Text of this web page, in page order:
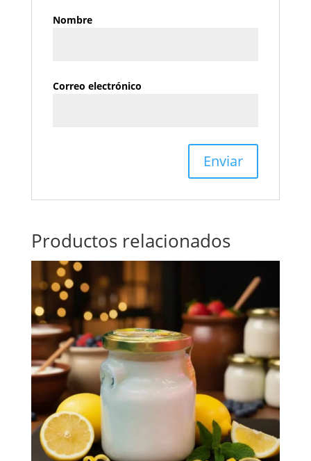
Nombre
Correo electrónico
Productos relacionados